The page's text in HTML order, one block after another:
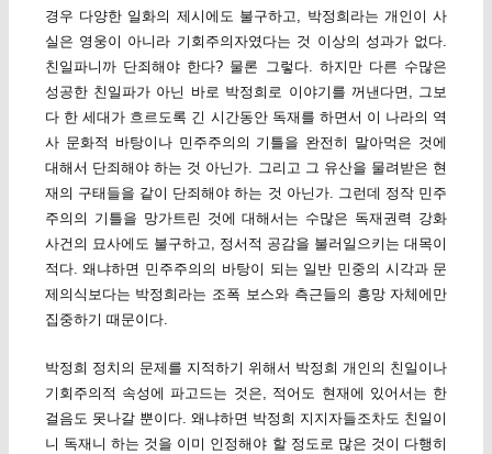
경우 다양한 일화의 제시에도 불구하고, 박정희라는 개인이 사
실은 영웅이 아니라 기회주의자였다는 것 이상의 성과가 없다.
친일파니까 단죄해야 한다? 물론 그렇다. 하지만 다른 수많은
성공한 친일파가 아닌 바로 박정희로 이야기를 꺼낸다면, 그보
다 한 세대가 흐르도록 긴 시간동안 독재를 하면서 이 나라의 역
사 문화적 바탕이나 민주주의의 기틀을 완전히 말아먹은 것에
대해서 단죄해야 하는 것 아닌가. 그리고 그 유산을 물려받은 현
재의 구태들을 같이 단죄해야 하는 것 아닌가. 그런데 정작 민주
주의의 기틀을 망가트린 것에 대해서는 수많은 독재권력 강화
사건의 묘사에도 불구하고, 정서적 공감을 불러일으키는 대목이
적다. 왜냐하면 민주주의의 바탕이 되는 일반 민중의 시각과 문
제의식보다는 박정희라는 조폭 보스와 측근들의 흥망 자체에만
집중하기 때문이다.
박정희 정치의 문제를 지적하기 위해서 박정희 개인의 친일이나
기회주의적 속성에 파고드는 것은, 적어도 현재에 있어서는 한
걸음도 못나갈 뿐이다. 왜냐하면 박정희 지지자들조차도 친일이
니 독재니 하는 것을 이미 인정해야 할 정도로 많은 것이 다행히